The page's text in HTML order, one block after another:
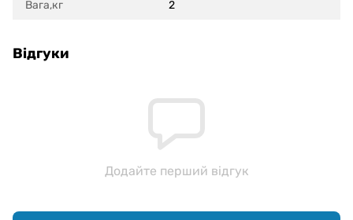
Вага,кг 2
Відгуки
Додайте перший відгук